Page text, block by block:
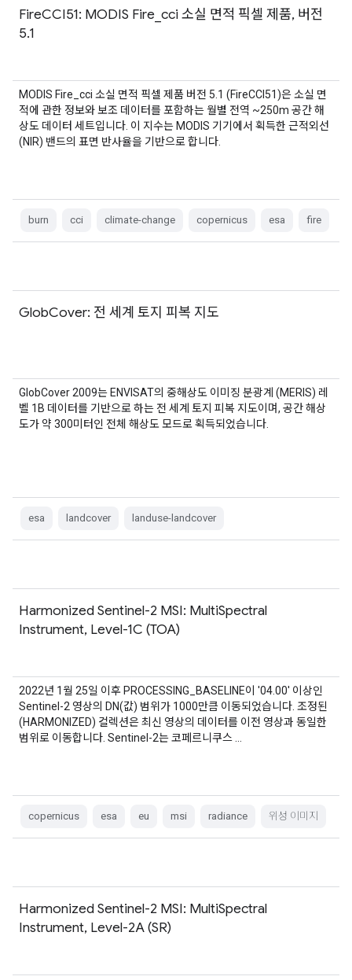
FireCCI51: MODIS Fire_cci 소실 면적 픽셀 제품, 버전
5.1
MODIS Fire_cci 소실 면적 픽셀 제품 버전 5.1 (FireCCI51)은 소실 면
적에 관한 정보와 보조 데이터를 포함하는 월별 전역 ~250m 공간 해
상도 데이터 세트입니다. 이 지수는 MODIS 기기에서 획득한 근적외선
(NIR) 밴드의 표면 반사율을 기반으로 합니다.
burn cci climate-change copernicus esa fire
GlobCover: 전 세계 토지 피복 지도
GlobCover 2009는 ENVISAT의 중해상도 이미징 분광계 (MERIS) 레
벨 1B 데이터를 기반으로 하는 전 세계 토지 피복 지도이며, 공간 해상
도가 약 300미터인 전체 해상도 모드로 획득되었습니다.
esa landcover landuse-landcover
Harmonized Sentinel-2 MSI: MultiSpectral
Instrument, Level-1C (TOA)
2022년 1월 25일 이후 PROCESSING_BASELINE이 '04.00' 이상인
Sentinel-2 영상의 DN(값) 범위가 1000만큼 이동되었습니다. 조정된
(HARMONIZED) 컬렉션은 최신 영상의 데이터를 이전 영상과 동일한
범위로 이동합니다. Sentinel-2는 코페르니쿠스 …
copernicus esa eu msi radiance 위성 이미지
Harmonized Sentinel-2 MSI: MultiSpectral
Instrument, Level-2A (SR)